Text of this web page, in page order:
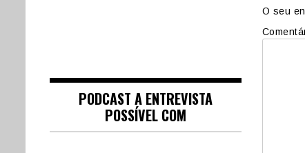
O seu
PODCAST A ENTREVISTA
POSSÍVEL COM